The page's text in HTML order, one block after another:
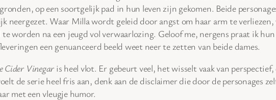
op een soortgelijk pad in hun leven zijn gekomen. Beide
neergezet. Waar Milla wordt geleid door angst om haar arm te
worden na een jeugd vol verwaarlozing. Geloof me, nergens praat ik
een genuanceerd beeld weet neer te zetten van beide dames.
Cider Vinegar is heel vlot. Er gebeurt veel, het wisselt vaak van
de serie heel fris aan, denk aan de disclaimer die door de personages
met een vleugje humor.